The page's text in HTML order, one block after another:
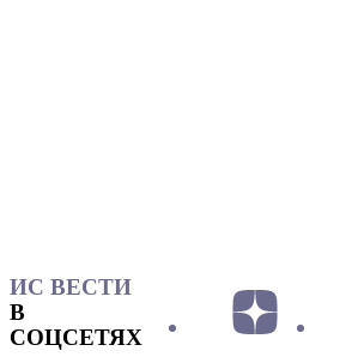
ИС ВЕСТИ
В
СОЦСЕТЯХ